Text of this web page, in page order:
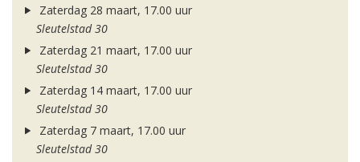
Zaterdag 28 maart, 17.00 uur
Sleutelstad 30
Zaterdag 21 maart, 17.00 uur
Sleutelstad 30
Zaterdag 14 maart, 17.00 uur
Sleutelstad 30
Zaterdag 7 maart, 17.00 uur
Sleutelstad 30